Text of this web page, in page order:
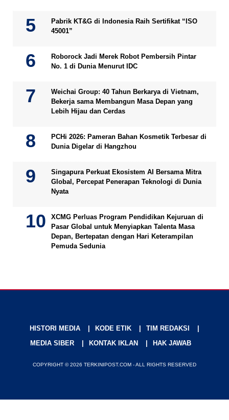
Pabrik KT&G di Indonesia Raih Sertifikat “ISO
45001”
Roborock Jadi Merek Robot Pembersih Pintar
No. 1 di Dunia Menurut IDC
Weichai Group: 40 Tahun Berkarya di Vietnam,
Bekerja sama Membangun Masa Depan yang
Lebih Hijau dan Cerdas
PCHi 2026: Pameran Bahan Kosmetik Terbesar di
Dunia Digelar di Hangzhou
Singapura Perkuat Ekosistem AI Bersama Mitra
Global, Percepat Penerapan Teknologi di Dunia
Nyata
XCMG Perluas Program Pendidikan Kejuruan di
Pasar Global untuk Menyiapkan Talenta Masa
Depan, Bertepatan dengan Hari Keterampilan
Pemuda Sedunia
HISTORI MEDIA KODE ETIK
TIM REDAKSI
MEDIA SIBER
KONTAK IKLAN HAK JAWAB
COPYRIGHT © 2026 TERKINIPOST.COM - ALL RIGHTS RESERVED